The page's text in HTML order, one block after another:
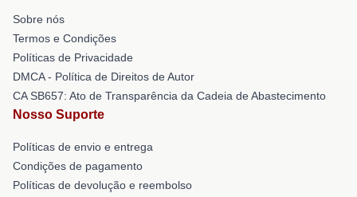
Sobre nós
Termos e Condições
Políticas de Privacidade
DMCA - Política de Direitos de Autor
CA SB657: Ato de Transparência da Cadeia de Abastecimento
Nosso Suporte
Políticas de envio e entrega
Condições de pagamento
Políticas de devolução e reembolso